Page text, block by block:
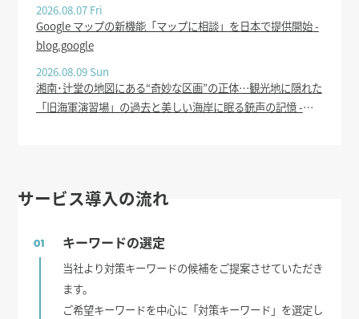
2026.08.07 Fri
Google マップの新機能「マップに相談」を日本で提供開始 -
blog.google
2026.08.09 Sun
湘南･辻堂の地図にある“奇妙な区画”の正体…観光地に隠れた
「旧海軍演習場」の過去と美しい海岸に眠る銃声の記憶 -
サービス導入の流れ
01 キーワードの選定
当社より対策キーワードの候補をご提案させていただき
ます。
ご希望キーワードを中心に「対策キーワード」を選定し